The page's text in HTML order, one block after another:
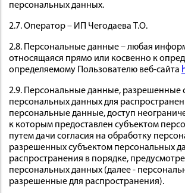
персональных данных.
2.7. Оператор – ИП Чегодаева Т.О.
2.8. Персональные данные – любая
относящаяся прямо или косвенно к
определяемому Пользователю веб-сайта
2.9. Персональные данные, разрешенные
персональных данных для
персональные данные, доступ
к которым предоставлен субъектом
путем дачи согласия на обработку
разрешенных субъектом персональных
распространения в порядке,
персональных данных (далее -
разрешенные для распространения).